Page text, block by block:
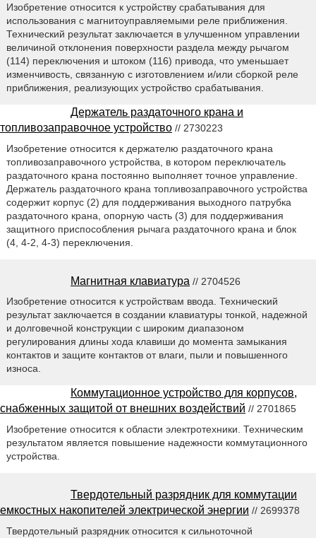
Изобретение относится к устройству срабатывания для
использования с магнитоуправляемыми реле приближения.
Технический результат заключается в улучшенном управлении
величиной отклонения поверхности раздела между рычагом
(114) переключения и штоком (116) привода, что уменьшает
изменчивость, связанную с изготовлением и/или сборкой реле
приближения, реализующих устройство срабатывания.
Держатель раздаточного крана и
топливозаправочное устройство // 2730223
Изобретение относится к держателю раздаточного крана
топливозаправочного устройства, в котором переключатель
раздаточного крана постоянно выполняет точное управление.
Держатель раздаточного крана топливозаправочного устройства
содержит корпус (2) для поддерживания выходного патрубка
раздаточного крана, опорную часть (3) для поддерживания
защитного приспособления рычага раздаточного крана и блок
(4, 4-2, 4-3) переключения.
Магнитная клавиатура // 2704526
Изобретение относится к устройствам ввода. Технический
результат заключается в создании клавиатуры тонкой, надежной
и долговечной конструкции с широким диапазоном
регулирования длины хода клавиши до момента замыкания
контактов и защите контактов от влаги, пыли и повышенного
износа.
Коммутационное устройство для корпусов,
снабженных защитой от внешних воздействий // 2701865
Изобретение относится к области электротехники. Техническим
результатом является повышение надежности коммутационного
устройства.
Твердотельный разрядник для коммутации
емкостных накопителей электрической энергии // 2699378
Твердотельный разрядник относится к сильноточной